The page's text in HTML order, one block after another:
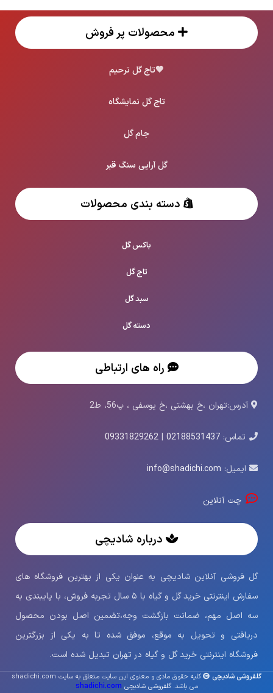
محصولات پر فروش
🖤تاج گل ترحیم
تاج گل نمایشگاه
جام گل
گل آرایی سنگ قبر
دسته بندی محصولات
باکس گل
تاج گل
سبد گل
دسته گل
راه های ارتباطی
آدرس:تهران ،خ بهشتی ،خ یوسفی ، پ56، ط2
تماس: 02188531437
|
09331829262
ایمیل: info@shadichi.com
چت آنلاین
درباره شادیچی
گل فروشی آنلاین شادیچی به عنوان یکی از بهترین فروشگاه های
سفارش اینترنتی خرید گل و گیاه با ۵ سال تجربه فروش، با پایبندی به
سه اصل مهم، ضمانت بازگشت وجه،تضمین اصل بودن محصول
دریافتی و تحویل به موقع، موفق شده تا به یکی از بزرگترین
فروشگاه اینترنتی خرید گل و گیاه در تهران تبدیل شده است.
گلفروشی شادیچی
کلیه حقوق مادی و معنوی این سایت متعلق به سایت shadichi.com
می باشد.گلفروشی شادیچی shadichi.com